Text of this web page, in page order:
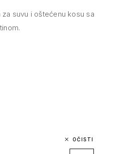
za suvu i oštećenu kosu sa
OČISTI